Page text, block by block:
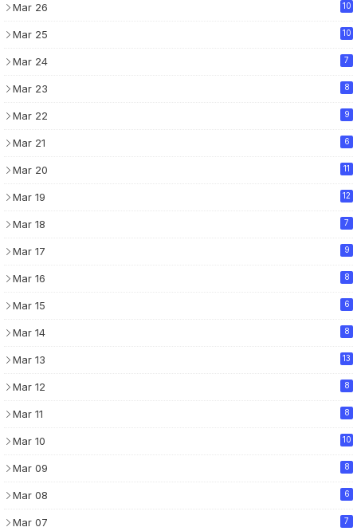
Mar 26 10
Mar 25 10
Mar 24 7
Mar 23 8
Mar 22 9
Mar 21 6
Mar 20 11
Mar 19 12
Mar 18 7
Mar 17 9
Mar 16 8
Mar 15 6
Mar 14 8
Mar 13 13
Mar 12 8
Mar 11 8
Mar 10 10
Mar 09 8
Mar 08 6
Mar 07 7